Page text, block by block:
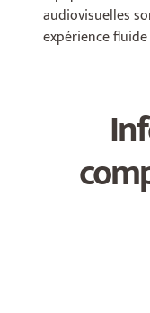
audiovisuelles
expérience